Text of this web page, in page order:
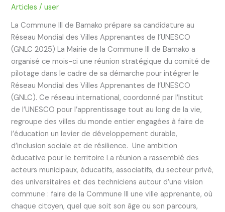
Articles /user
La Commune III de Bamako prépare sa candidature au
Réseau Mondial des Villes Apprenantes de l’UNESCO
(GNLC 2025) La Mairie de la Commune III de Bamako a
organisé ce mois-ci une réunion stratégique du comité de
pilotage dans le cadre de sa démarche pour intégrer le
Réseau Mondial des Villes Apprenantes de l’UNESCO
(GNLC). Ce réseau international, coordonné par l’Institut
de l’UNESCO pour l’apprentissage tout au long de la vie,
regroupe des villes du monde entier engagées à faire de
l’éducation un levier de développement durable,
d’inclusion sociale et de résilience. Une ambition
éducative pour le territoire La réunion a rassemblé des
acteurs municipaux, éducatifs, associatifs, du secteur privé,
des universitaires et des techniciens autour d’une vision
commune : faire de la Commune III une ville apprenante, où
chaque citoyen, quel que soit son âge ou son parcours,